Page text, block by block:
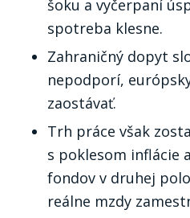
šoku a vyčerpaní
spotreba klesne.
Zahraničný dopyt
nepodporí,
zaostávať.
Trh práce však
s poklesom inflácie
fondov v druhej
reálne mzdy